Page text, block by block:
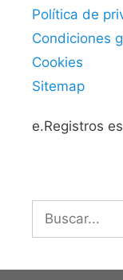
Política de
Condiciones
Cookies
Sitemap
e.Registros
Buscar: